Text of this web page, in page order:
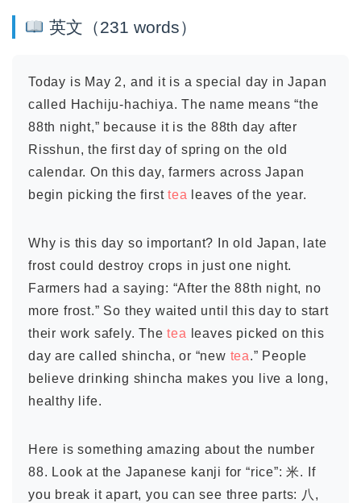
英文（231 words）
Today is May 2, and it is a special day in Japan
called Hachiju-hachiya. The name means “the
88th night,” because it is the 88th day after
Risshun, the first day of spring on the old
calendar. On this day, farmers across Japan
begin picking the firsttea leaves of the year.
Why is this day so important? In old Japan, late
frost could destroy crops in just one night.
Farmers had a saying: “After the 88th night, no
more frost.” So they waited until this day to start
their work safely. Thetea
leaves picked on this
day are called shincha, or “new tea.” People
believe drinking shincha makes you live a long,
healthy life.
Here is something amazing about the number
88. Look at the Japanese kanji for “rice”: 米. If
you break it apart, you can see three parts: 八,